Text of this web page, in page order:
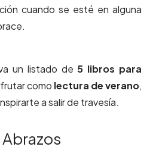
cuando se esté en alguna
un listado de 5 libros para
como lectura de verano,
a salir de travesía.